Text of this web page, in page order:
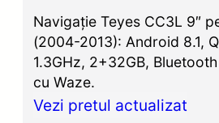
Navigație Teyes CC3L 9″
(2004-2013): Android 8.1,
1.3GHz, 2+32GB, Bluetooth
cu Waze.
Vezi pretul actualizat